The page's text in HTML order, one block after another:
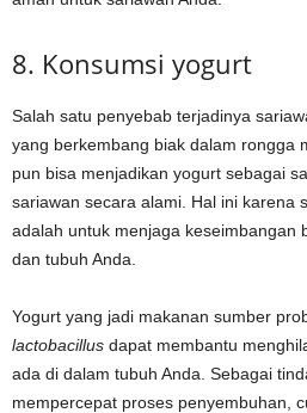
8. Konsumsi yogurt
Salah satu penyebab terjadinya
yang berkembang biak dalam rongga
pun bisa menjadikan yogurt sebagai
sariawan secara alami. Hal ini karena
adalah untuk menjaga keseimbangan
dan tubuh Anda.
Yogurt yang jadi makanan sumber
lactobacillus dapat membantu
ada di dalam tubuh Anda. Sebagai
mempercepat proses penyembuhan,